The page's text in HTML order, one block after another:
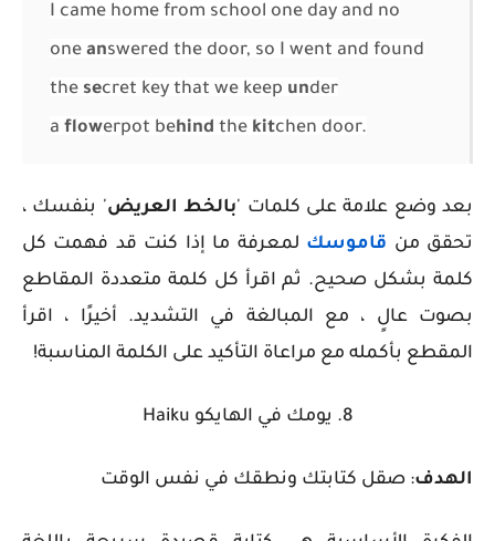
I came home from school one day and no
one answered the door, so I went and found
the secret key that we keep under
a flowerpot behind the kitchen door.
بعد وضع علامة على كلمات 'بالخط العريض' بنفسك ،
تحقق من قاموسك لمعرفة ما إذا كنت قد فهمت كل
كلمة بشكل صحيح. ثم اقرأ كل كلمة متعددة المقاطع
بصوت عالٍ ، مع المبالغة في التشديد. أخيرًا ، اقرأ
المقطع بأكمله مع مراعاة التأكيد على الكلمة المناسبة!
8. يومك في الهايكو Haiku
الهدف: صقل كتابتك ونطقك في نفس الوقت